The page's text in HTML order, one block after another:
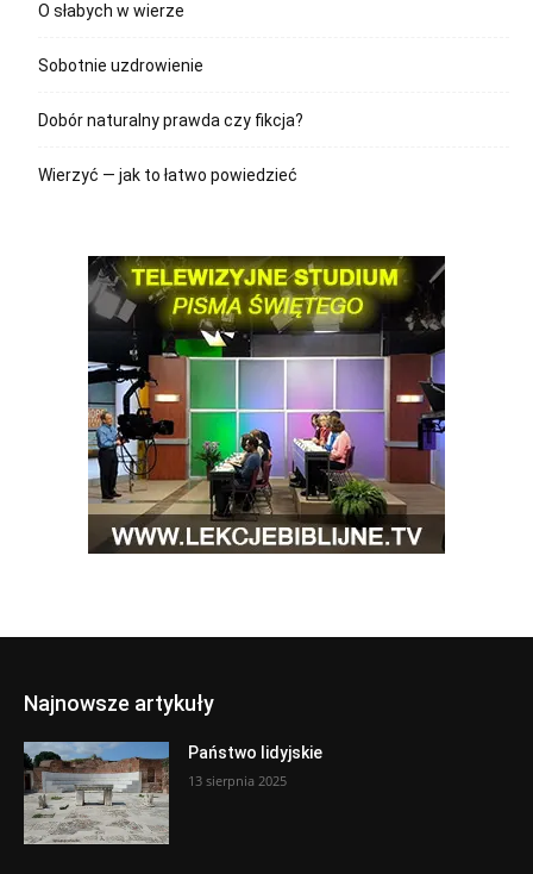
O słabych w wierze
Sobotnie uzdrowienie
Dobór naturalny prawda czy fikcja?
Wierzyć — jak to łatwo powiedzieć
Najnowsze artykuły
Państwo lidyjskie
13 sierpnia 2025